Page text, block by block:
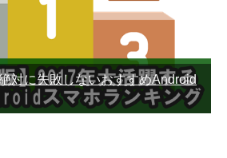
対に失敗しないおすすめAndroid